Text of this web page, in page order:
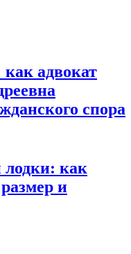
как адвокат
спора
лодки: как
и